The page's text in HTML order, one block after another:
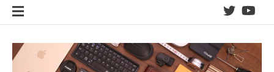
twitter